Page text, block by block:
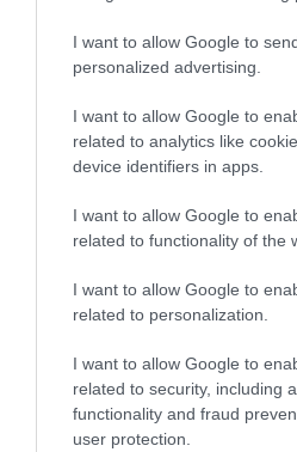
I want to allow Google to
personalized advertising.
I want to allow Google to
related to analytics like
device identifiers in apps.
I want to allow Google to
related to functionality of the
I want to allow Google to
related to personalization.
I want to allow Google to
related to security, including
functionality and fraud
user protection.